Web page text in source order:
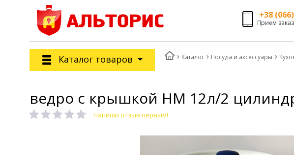
+38
Прием
Каталог товаров Каталог Посуда и аксессуары
ведро с крышкой НМ 12л/2
Напиши отзыв первым!